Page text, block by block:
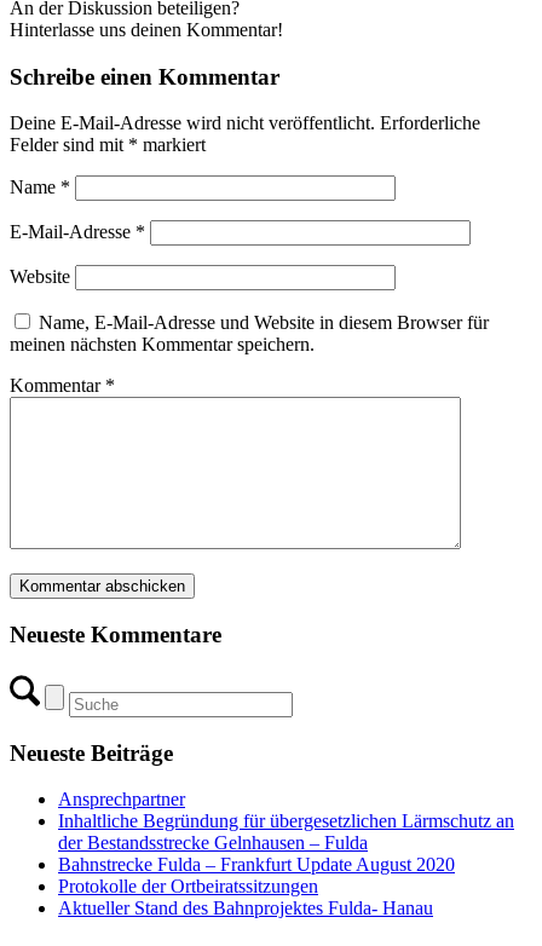
An der Diskussion beteiligen?
Hinterlasse uns deinen Kommentar!
Schreibe einen Kommentar
Deine E-Mail-Adresse wird nicht veröffentlicht. Erforderliche
Felder sind mit * markiert
Name *
E-Mail-Adresse *
Website
Name, E-Mail-Adresse und Website in diesem Browser für
meinen nächsten Kommentar speichern.
Kommentar *
Neueste Kommentare
Neueste Beiträge
Ansprechpartner
Inhaltliche Begründung für übergesetzlichen Lärmschutz an
der Bestandsstrecke Gelnhausen – Fulda
Bahnstrecke Fulda – Frankfurt Update August 2020
Protokolle der Ortbeiratssitzungen
Aktueller Stand des Bahnprojektes Fulda- Hanau